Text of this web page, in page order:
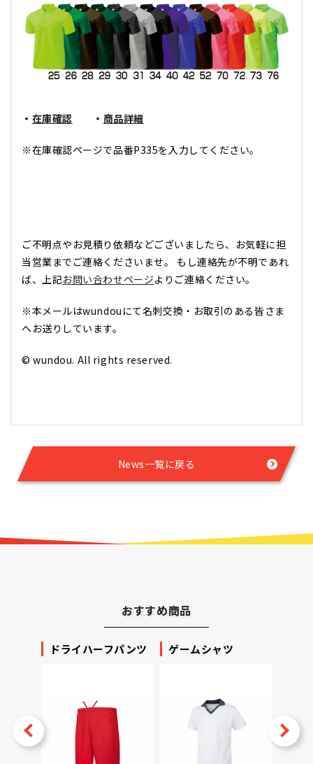
・ 在庫確認 ・ 商品詳細
※在庫確認ページで品番P335を入力してください。
ご不明点やお見積り依頼などございましたら、お気軽に担
当営業までご連絡くださいませ。 もし連絡先が不明であれ
ば、上記お問い合わせページよりご連絡ください。
※本メールはwundouにて名刺交換・お取引のある皆さま
へお送りしています。
© wundou. All rights reserved.
News一覧に戻る
おすすめ商品
ドライハーフパンツ ゲームシャツ
Next